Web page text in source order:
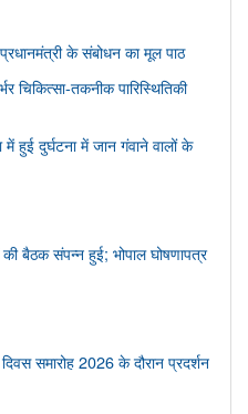
के संबोधन का मूल पाठ
चिकित्सा-तकनीक पारिस्थितिकी
हुई दुर्घटना में जान गंवाने वालों के
बैठक संपन्न हुई; भोपाल घोषणापत्र
समारोह 2026 के दौरान प्रदर्शन